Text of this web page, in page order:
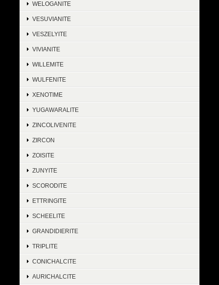
WELOGANITE
VESUVIANITE
VESZELYITE
VIVIANITE
WILLEMITE
WULFENITE
XENOTIME
YUGAWARALITE
ZINCOLIVENITE
ZIRCON
ZOISITE
ZUNYITE
SCORODITE
ETTRINGITE
SCHEELITE
GRANDIDIERITE
TRIPLITE
CONICHALCITE
AURICHALCITE